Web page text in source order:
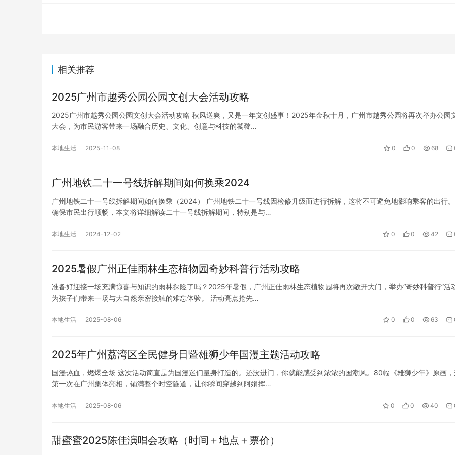
相关推荐
2025广州市越秀公园公园文创大会活动攻略
2025广州市越秀公园公园文创大会活动攻略 秋风送爽，又是一年文创盛事！2025年金秋十月，广州市越秀公园将再次举办公园
大会，为市民游客带来一场融合历史、文化、创意与科技的饕餮…
本地生活 2025-11-08 0 0 68
广州地铁二十一号线拆解期间如何换乘2024
广州地铁二十一号线拆解期间如何换乘（2024） 广州地铁二十一号线因检修升级而进行拆解，这将不可避免地影响乘客的出行
确保市民出行顺畅，本文将详细解读二十一号线拆解期间，特别是与…
本地生活 2024-12-02 0 0 42
2025暑假广州正佳雨林生态植物园奇妙科普行活动攻略
准备好迎接一场充满惊喜与知识的雨林探险了吗？2025年暑假，广州正佳雨林生态植物园将再次敞开大门，举办“奇妙科普行”活
为孩子们带来一场与大自然亲密接触的难忘体验。 活动亮点抢先…
本地生活 2025-08-06 0 0 63
2025年广州荔湾区全民健身日暨雄狮少年国漫主题活动攻略
国漫热血，燃爆全场 这次活动简直是为国漫迷们量身打造的。还没进门，你就能感受到浓浓的国潮风。80幅《雄狮少年》原画
第一次在广州集体亮相，铺满整个时空隧道，让你瞬间穿越到阿娟挥…
本地生活 2025-08-06 0 0 40
甜蜜蜜2025陈佳演唱会攻略（时间＋地点＋票价）